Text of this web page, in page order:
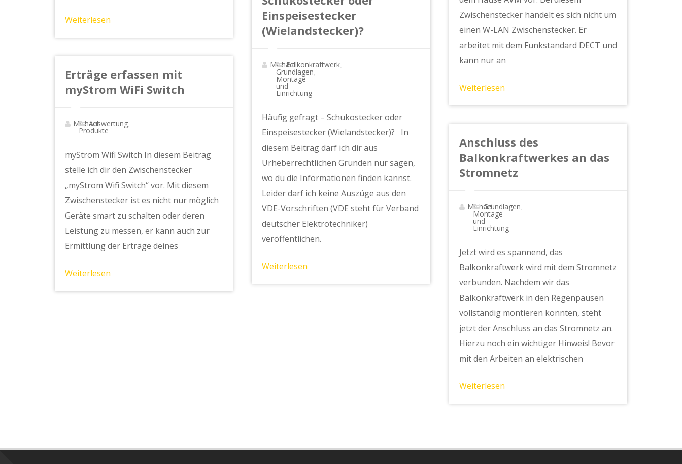
Weiterlesen
Zwischenstecker handelt es sich nicht um
einen W-LAN Zwischenstecker. Er
arbeitet mit dem Funkstandard DECT und
kann nur an
Weiterlesen
Einspeisestecker
(Wielandstecker)?
MichaelBalkonkraftwerk,
Grundlagen
Montage
und
Einrichtung
Häufig gefragt – Schukostecker oder
Einspeisestecker (Wielandstecker)? In
diesem Beitrag darf ich dir aus
Urheberrechtlichen Gründen nur sagen,
wo du die Informationen finden kannst.
Leider darf ich keine Auszüge aus den
VDE-Vorschriften (VDE steht für Verband
deutscher Elektrotechniker)
veröffentlichen.
Weiterlesen
Erträge erfassen mit
myStrom WiFi Switch
MichaelAuswertung
Produkte
myStrom Wifi Switch In diesem Beitrag
stelle ich dir den Zwischenstecker
„myStrom Wifi Switch“ vor. Mit diesem
Zwischenstecker ist es nicht nur möglich
Geräte smart zu schalten oder deren
Leistung zu messen, er kann auch zur
Ermittlung der Erträge deines
Weiterlesen
Anschluss des
Balkonkraftwerkes an das
Stromnetz
MichaelGrundlagen
Montage
und
Einrichtung
Jetzt wird es spannend, das
Balkonkraftwerk wird mit dem Stromnetz
verbunden. Nachdem wir das
Balkonkraftwerk in den Regenpausen
vollständig montieren konnten, steht
jetzt der Anschluss an das Stromnetz an.
Hierzu noch ein wichtiger Hinweis! Bevor
mit den Arbeiten an elektrischen
Weiterlesen